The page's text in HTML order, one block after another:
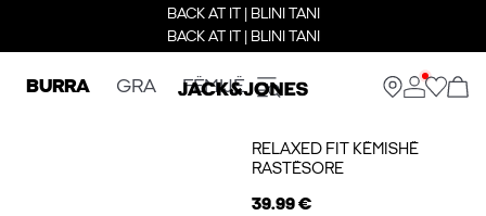
BACK AT IT | BLINI TANI
BACK AT IT | BLINI TANI
BURRA GRA FËMIJË
RELAXED FIT KËMISHË
RASTËSORE
39.99 €